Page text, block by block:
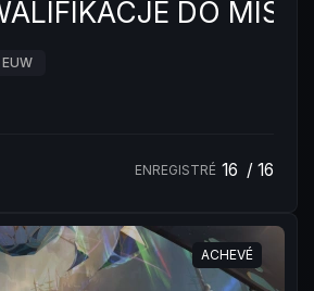
DO
EUW
ENREGISTRÉ 16 / 16
ACHEVÉ